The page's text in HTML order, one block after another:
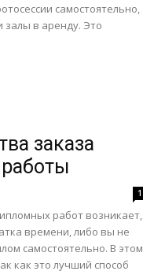
самостоятельно,
залы в аренду. Это
заказа
1
работ возникает,
времени, либо вы не
самостоятельно. В этом
как это лучший способ